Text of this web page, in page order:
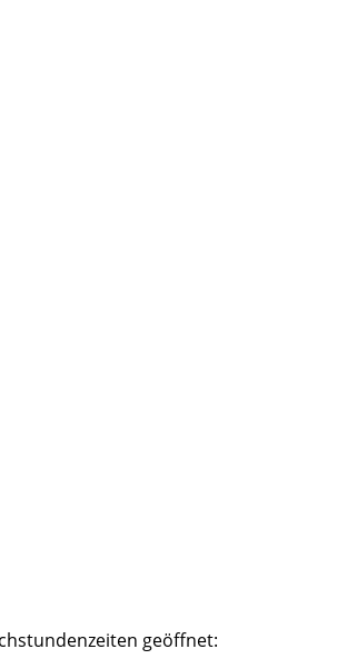
geöffnet: